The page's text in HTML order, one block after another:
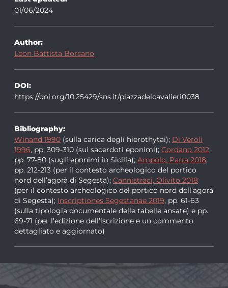
01/06/2024
Author:
Leon Battista Borsano
DOI:
https://doi.org/10.25429/sns.it/piazzadeicavalieri0038
Bibliography:
Winand 1990 (sulla carica degli hierothytai); Di Veroli
1996, pp. 309-310 (sui sacerdoti eponimi); Cordano 2012,
pp. 77-80 (sugli eponimi in Sicilia); Ampolo, Parra 2018,
pp. 212-213 (per il contesto archeologico del portico
nord dell’agorà di Segesta); Cannistraci, Olivito 2018
(per il contesto archeologico del portico nord dell’agorà
di Segesta); Inscriptiones Segestanae 2019, pp. 61-63
(sulla tipologia documentale delle tabelle ansate) e pp.
69-71 (per l’edizione dell’iscrizione e un commento
dettagliato e aggiornato)